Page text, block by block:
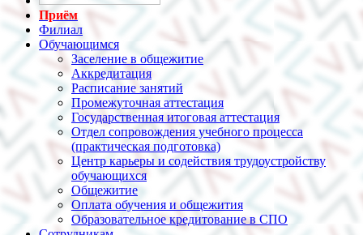
Приём
Филиал
Обучающимся
Заселение в общежитие
Аккредитация
Расписание занятий
Промежуточная аттестация
Государственная итоговая аттестация
Отдел сопровождения учебного процесса
(практическая подготовка)
Центр карьеры и содействия трудоустройству
обучающихся
Общежитие
Оплата обучения и общежития
Образовательное кредитование в СПО